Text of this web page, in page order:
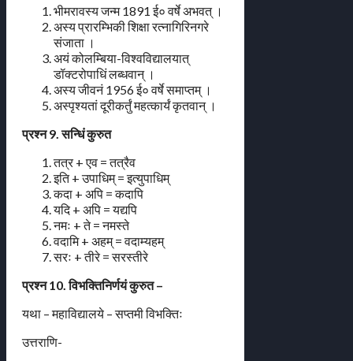
भीमरावस्य जन्म 1891 ई० वर्षे अभवत् ।
अस्य प्रारम्भिकी शिक्षा रत्नागिरिनगरे
संजाता ।
अयं कोलम्बिया-विश्वविद्यालयात्
डॉक्टरोपाधिं लब्धवान् ।
अस्य जीवनं 1956 ई० वर्षे समाप्तम् ।
अस्पृश्यतां दूरीकर्तुं महत्कार्यं कृतवान् ।
प्रश्न 9. सन्धिं कुरुत
तत्र + एव = तत्रैव
इति + उपाधिम् = इत्युपाधिम्
कदा + अपि = कदापि
यदि + अपि = यद्यपि
नमः + ते = नमस्ते
वदामि + अहम् = वदाम्यहम्
सरः + तीरे = सरस्तीरे
प्रश्न 10. विभक्तिनिर्णयं कुरुत –
यथा – महाविद्यालये – सप्तमी विभक्तिः
उत्तराणि-